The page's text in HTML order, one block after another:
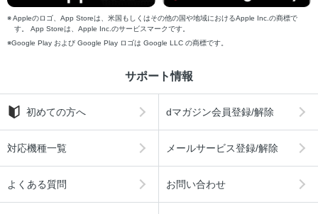
Appleのロゴ、App Storeは、米国もしくはその他の国や地域におけるApple Inc.の商標で
す。 App Storeは、Apple Inc.のサービスマークです。
Google Play および Google Play ロゴは Google LLC の商標です。
サポート情報
初めての方へ dマガジン会員登録/解除
対応機種一覧 メールサービス登録/解除
よくある質問 お問い合わせ